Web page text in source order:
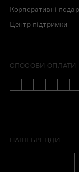
Корпоративні
Центр підтримки
СПОСОБИ ОПЛАТИ
НАШІ БРЕНДИ